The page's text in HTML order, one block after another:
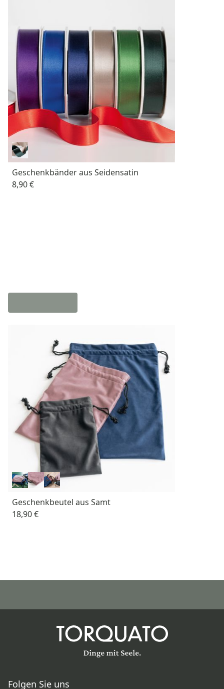
Geschenkbänder aus Seidensatin
8,90 €
Geschenkbeutel aus Samt
18,90 €
Folgen Sie uns